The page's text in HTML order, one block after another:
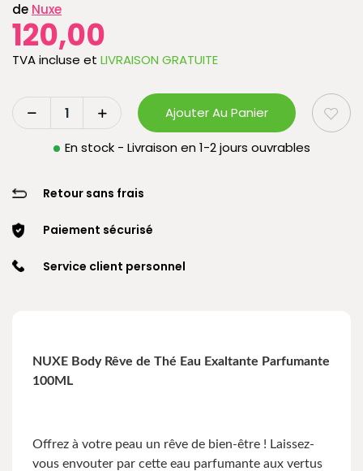
de Nuxe
120,00
TVA incluse et LIVRAISON GRATUITE
Ajouter Au Panier
En stock - Livraison en 1-2 jours ouvrables
Retour sans frais
Paiement sécurisé
Service client personnel
NUXE Body Rêve de Thé Eau Exaltante Parfumante
100ML
Offrez à votre peau un rêve de bien-être ! Laissez-
vous envouter par cette eau parfumante aux vertus